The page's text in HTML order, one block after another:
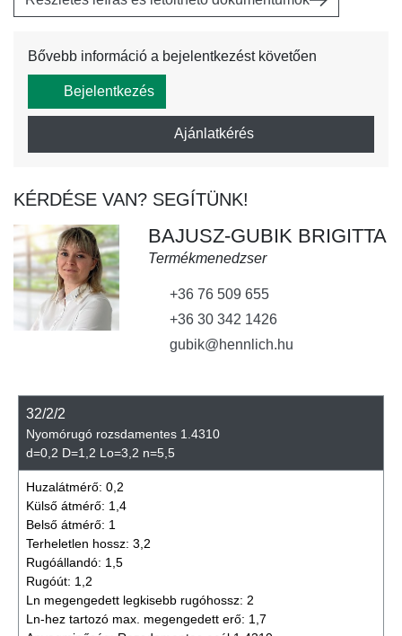
Bővebb információ a bejelentkezést követően
Bejelentkezés
Ajánlatkérés
KÉRDÉSE VAN? SEGÍTÜNK!
BAJUSZ-GUBIK BRIGITTA
Termékmenedzser
+36 76 509 655
+36 30 342 1426
gubik@hennlich.hu
32/2/2
Nyomórugó rozsdamentes 1.4310
d=0,2 D=1,2 Lo=3,2 n=5,5
Huzalátmérő: 0,2
Külső átmérő: 1,4
Belső átmérő: 1
Terheletlen hossz: 3,2
Rugóállandó: 1,5
Rugóút: 1,2
Ln megengedett legkisebb rugóhossz: 2
Ln-hez tartozó max. megengedett erő: 1,7